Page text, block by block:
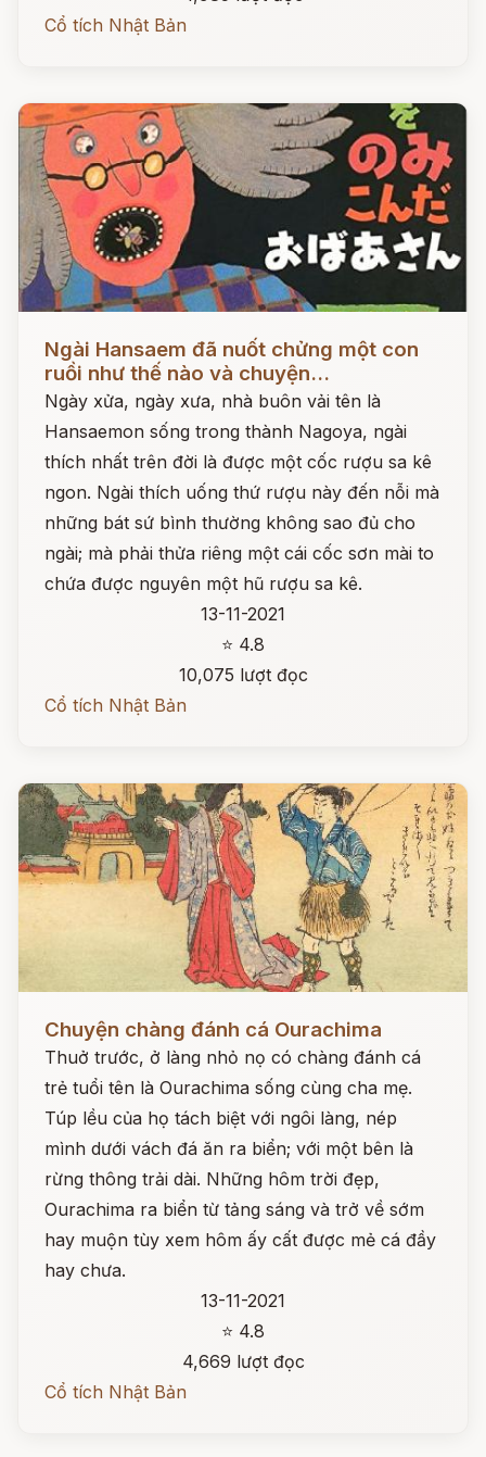
Cổ tích Nhật Bản
Ngài Hansaem đã nuốt chửng một con
ruồi như thế nào và chuyện...
Ngày xửa, ngày xưa, nhà buôn vải tên là
Hansaemon sống trong thành Nagoya, ngài
thích nhất trên đời là được một cốc rượu sa kê
ngon. Ngài thích uống thứ rượu này đến nỗi mà
những bát sứ bình thường không sao đủ cho
ngài; mà phải thửa riêng một cái cốc sơn mài to
chứa được nguyên một hũ rượu sa kê.
13-11-2021
⭐ 4.8
10,075 lượt đọc
Cổ tích Nhật Bản
Chuyện chàng đánh cá Ourachima
Thuở trước, ở làng nhỏ nọ có chàng đánh cá
trẻ tuổi tên là Ourachima sống cùng cha mẹ.
Túp lều của họ tách biệt với ngôi làng, nép
mình dưới vách đá ăn ra biển; với một bên là
rừng thông trải dài. Những hôm trời đẹp,
Ourachima ra biển từ tảng sáng và trở về sớm
hay muộn tùy xem hôm ấy cất được mẻ cá đầy
hay chưa.
13-11-2021
⭐ 4.8
4,669 lượt đọc
Cổ tích Nhật Bản